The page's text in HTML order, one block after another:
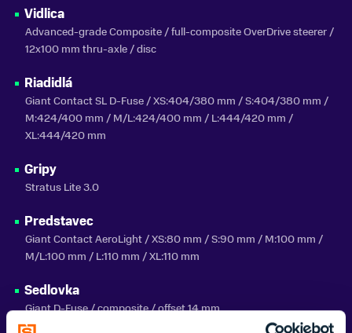
do 150 kg
SEZÓNA
ZNAČKA
Vidlica
Advanced-grade Composite / full-composite OverDrive steerer /
12x100 mm thru-axle / disc
Riadidlá
Giant Contact SL D-Fuse / XS:404/380 mm / S:404/380 mm /
M:424/400 mm / M/L:424/400 mm / L:444/420 mm /
XL:444/420 mm
Gripy
Stratus Lite 3.0
Predstavec
Giant Contact AeroLight / XS:80 mm / S:90 mm / M:100 mm /
M/L:100 mm / L:110 mm / XL:110 mm
Sedlovka
Giant D-Fuse / composite / offset 14 mm